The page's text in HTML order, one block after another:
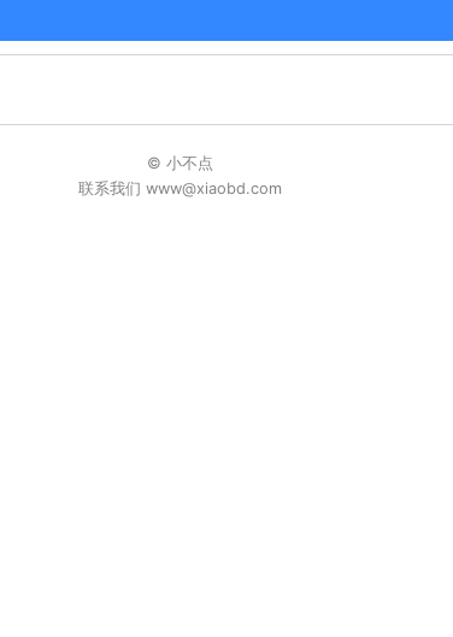
© 小不点
联系我们 www@xiaobd.com